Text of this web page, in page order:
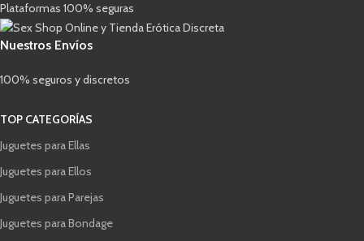
Plataformas 100% seguras
Nuestros Envíos
100% seguros y discretos
TOP CATEGORÍAS
Juguetes para Ellas
Juguetes para Ellos
Juguetes para Parejas
Juguetes para Bondage